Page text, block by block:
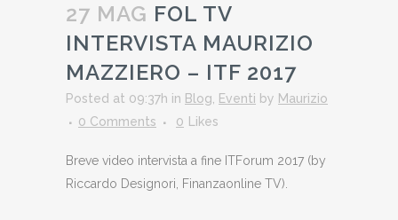
27 MAG FOL TV
INTERVISTA MAURIZIO
MAZZIERO – ITF 2017
Posted at 09:37h in Blog Eventi by Maurizio
0 Comments
0 Likes
Breve video intervista a fine ITForum 2017 (by
Riccardo Designori, Finanzaonline TV).